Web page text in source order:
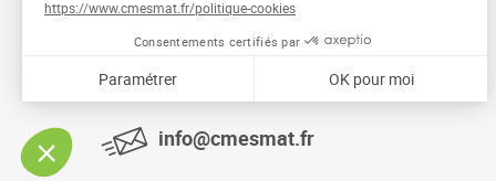
CMESMAT
91026 EVRY COURCOURONNES
info@cmesmat.fr